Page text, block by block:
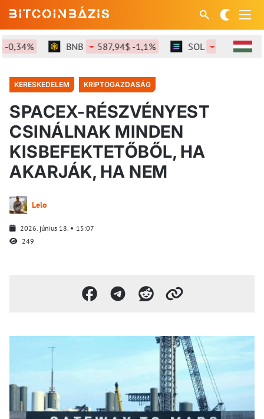
BNB 587,94$ -1,1% SOL 72,66$ -
KERESKEDELEM KRIPTOGAZDASÁG
SPACEX-RÉSZVÉNYEST
CSINÁLNAK MINDEN
KISBEFEKTETŐBŐL, HA
AKARJÁK, HA NEM
Lelo
2026. június 18.
15:07
249